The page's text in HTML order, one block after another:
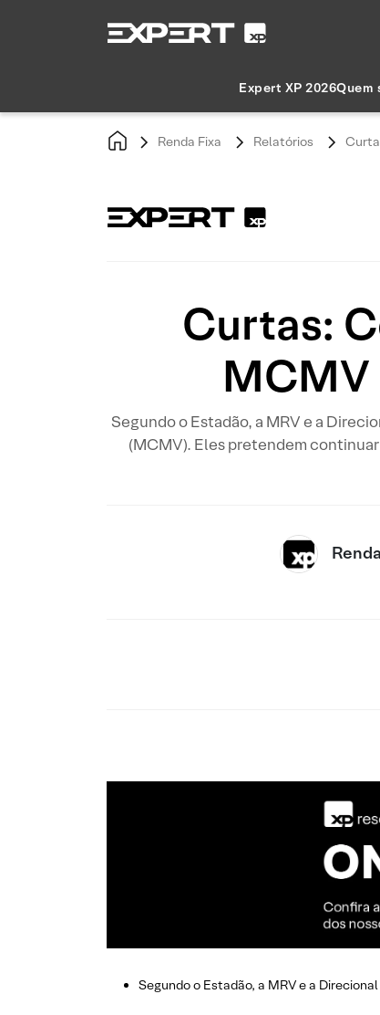
Expert XP 2026Quem
Renda Fixa Relatórios
Curtas:
MCMV
Segundo o Estadão, a MRV e a
(MCMV). Eles pretendem
Segundo o Estadão, a MRV e a